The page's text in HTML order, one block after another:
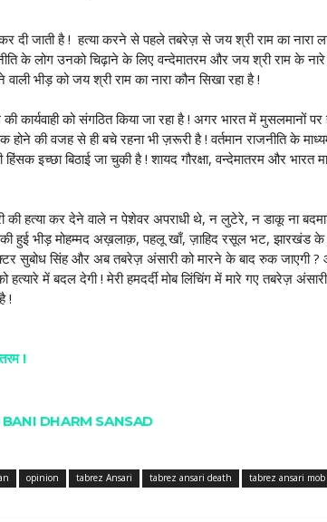
कर दी जाती है ! हत्या करने से पहले तबरेज़ से जय श्री राम का
के लोग उनको चिढ़ाने के लिए वन्देमातरम और जय श्री राम के
भीड़ को जय श्री राम का नारा कौन सिखा रहा है !
कार्यवाही को संगठित किया जा रहा है ! अगर भारत में मुसलमानों
की वजह से ही बचे रहना भी ज़रूरी है ! वर्तमान राजनीति के
इच्छा बिठाई जा चुकी है ! शायद गौरक्षा, वन्देमातरम और भारत
की हत्या कर देने वाले न पेशेवर अपराधी थे, न लुटेरे, न डाकू ना
हुई भीड़ मोहम्मद अख़लाक़, पहलू खाँ, ज़ाहिद रसूल भट, झारखंड के
सुबोध सिंह और अब तबरेज़ अंसारी को मारने के बाद रुक जाएगी ?
में बदल देगी ! मेरी हमदर्दी मोब लिंचिंग में मारे गए तबरेज़
!
!
DHARM SANSAD
opinion tabrez Ansari tabrez ansari death tabrez ansari